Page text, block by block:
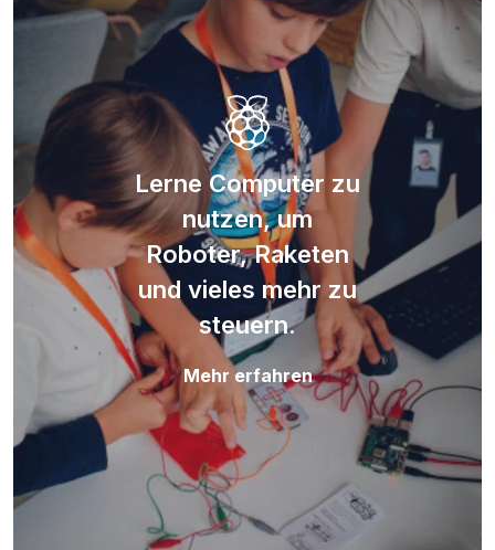
Lerne Computer zu
nutzen, um
Roboter, Raketen
und vieles mehr zu
steuern.
Mehr erfahren